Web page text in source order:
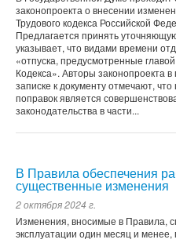
законопроекта о внесении
Трудового кодекса Российской
Предлагается принять
указывает, что видами времени
«отпуска, предусмотренные
Кодекса». Авторы законопроекта
записке к документу отмечают,
поправок является
законодательства в части...
В Правила обеспечения
существенные изменения
2 октября 2024 г.
Изменения, вносимые в Правила,
эксплуатации один месяц и